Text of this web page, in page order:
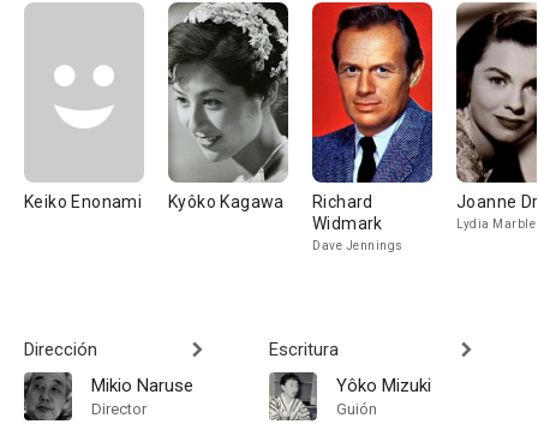
Keiko Enonami Kyôko Kagawa
Richard
Widmark
Dave Jennings
Joanne
Lydia Marble
Dirección
Mikio Naruse
Director
Escritura
Yôko Mizuki
Guión